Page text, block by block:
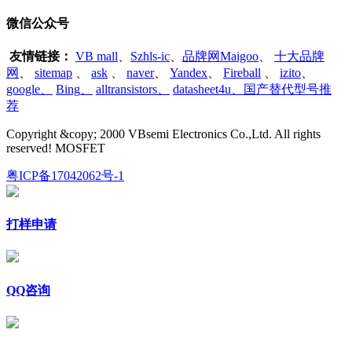
微信公众号
友情链接： VB mall Szhls-ic 品牌网Maigoo
十大品牌
网
sitemap ask naver、 Yandex Fireball izito
google
Bing alltransistors
datasheet4u、国产替代型号推
荐
Copyright &copy; 2000 VBsemi Electronics Co.,Ltd. All rights
reserved! MOSFET
粤ICP备17042062号-1
打样申请
QQ咨询